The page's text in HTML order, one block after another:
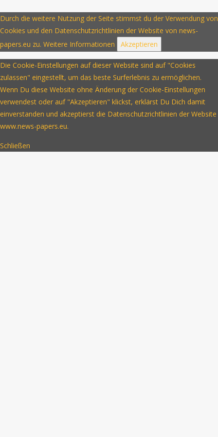
Durch die weitere Nutzung der Seite stimmst du der Verwendung von
Cookies und den Datenschutzrichtlinien der Website von news-
papers.eu zu. Weitere Informationen Akzeptieren
Die Cookie-Einstellungen auf dieser Website sind auf "Cookies
zulassen" eingestellt, um das beste Surferlebnis zu ermöglichen.
Wenn Du diese Website ohne Änderung der Cookie-Einstellungen
verwendest oder auf "Akzeptieren" klickst, erklärst Du Dich damit
einverstanden und akzeptierst die Datenschutzrichtlinien der Website
www.news-papers.eu.
Schließen